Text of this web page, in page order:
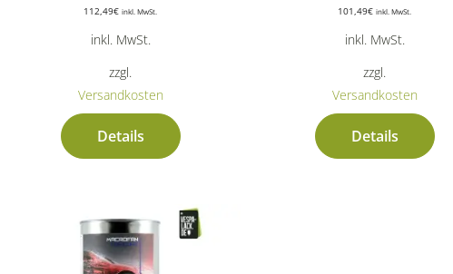
112,49€ inkl. MwSt.
inkl. MwSt.
zzgl.
Versandkosten
Details
101,49€ inkl. MwSt.
inkl. MwSt.
zzgl.
Versandkosten
Details